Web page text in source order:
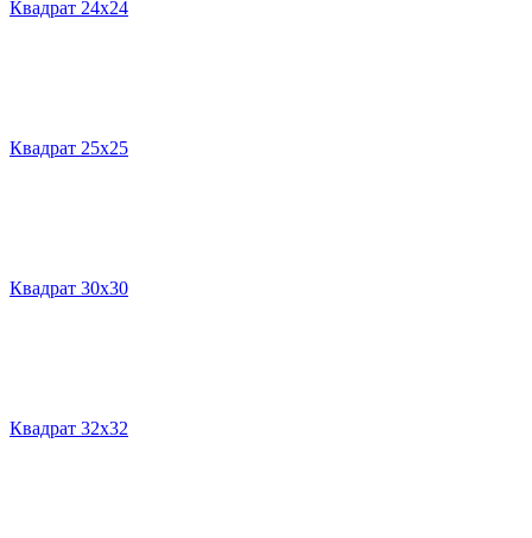
Квадрат 24х24
Квадрат 25х25
Квадрат 30х30
Квадрат 32х32